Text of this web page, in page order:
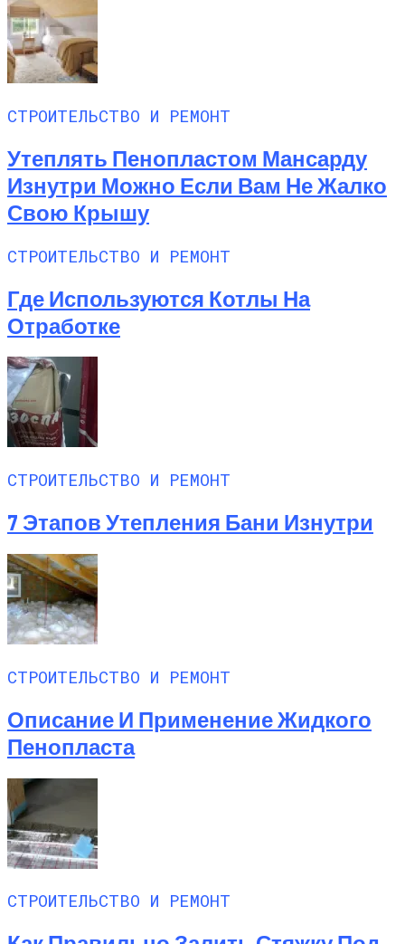
СТРОИТЕЛЬСТВО И РЕМОНТ
Утеплять Пенопластом Мансарду
Изнутри Можно Если Вам Не Жалко
Свою Крышу
СТРОИТЕЛЬСТВО И РЕМОНТ
Где Используются Котлы На
Отработке
СТРОИТЕЛЬСТВО И РЕМОНТ
7 Этапов Утепления Бани Изнутри
СТРОИТЕЛЬСТВО И РЕМОНТ
Описание И Применение Жидкого
Пенопласта
СТРОИТЕЛЬСТВО И РЕМОНТ